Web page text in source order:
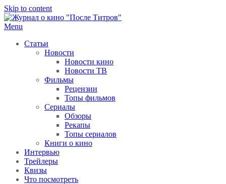
Skip to content
Menu
Статьи
Новости
Новости кино
Новости ТВ
Фильмы
Рецензии
Топы фильмов
Сериалы
Обзоры
Рекапы
Топы сериалов
Книги о кино
Интервью
Трейлеры
Квизы
Что посмотреть